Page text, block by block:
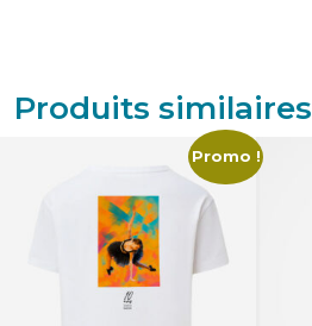
Produits similaires
Promo !